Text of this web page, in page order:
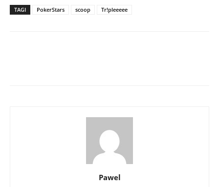
TAGI PokerStars scoop Tr!pleeeee
Pawel